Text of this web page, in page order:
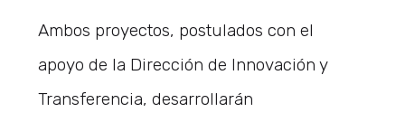
Ambos proyectos, postulados con el
apoyo de la Dirección de Innovación y
Transferencia, desarrollarán